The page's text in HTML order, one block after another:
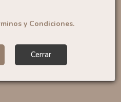
y Condiciones.
Cerrar
20%